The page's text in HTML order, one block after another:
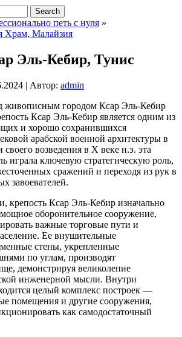
петь с нуля »
Храм, Малайзия
Эль-Кебир, Тунис
| Автор: admin
живописным городом Ксар Эль-Кебир
Ксар Эль-Кебир является одним из
и хорошо сохранившихся
арабской военной архитектуры в
возведения в X веке н.э. эта
играла ключевую стратегическую роль,
сражений и переходя из рук в
завоевателей.
крепость Ксар Эль-Кебир изначально
оборонительное сооружение,
важные торговые пути и
Ее внушительные
стены, укрепленные
по углам, производят
демонстрируя великолепие
инженерной мысли. Внутри
целый комплекс построек —
помещения и другие сооружения,
как самодостаточный